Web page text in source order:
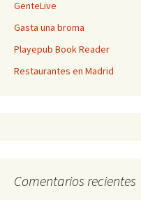
GenteLive
Gasta una broma
Playepub Book Reader
Restaurantes en Madrid
Comentarios recientes